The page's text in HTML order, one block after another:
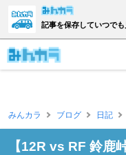
記事を保存していつでも
みんカラ ブログ 日記
【12R vs RF 鈴鹿